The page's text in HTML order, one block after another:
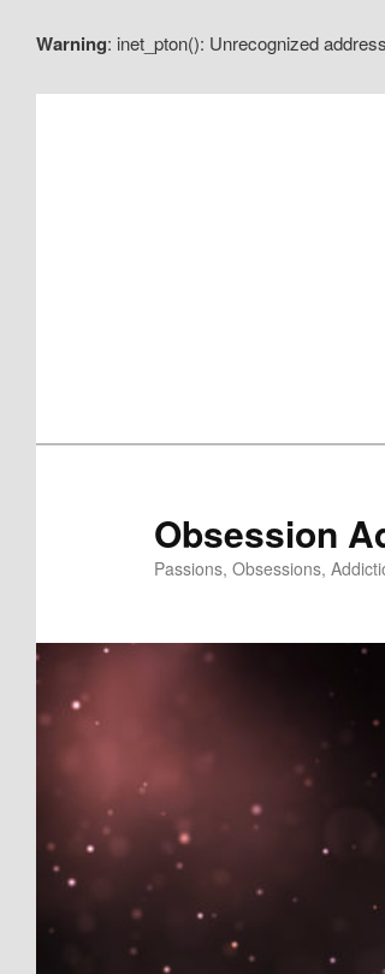
Warning: inet_pton(): Unrecognized
au
au
Obsession
Passions, Obsessions,